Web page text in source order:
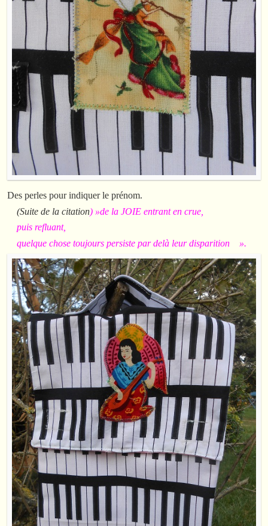
Des perles pour indiquer le prénom.
(Suite de la citation) »de la JOIE entrant en crue,
puis refluant,
quelque chose toujours persiste par delà leur disparition ».